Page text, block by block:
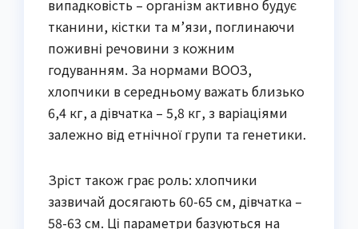
випадковість – організм активно будує
тканини, кістки та м’язи, поглинаючи
поживні речовини з кожним
годуванням. За нормами ВООЗ,
хлопчики в середньому важать близько
6,4 кг, а дівчатка – 5,8 кг, з варіаціями
залежно від етнічної групи та генетики.
Зріст також грає роль: хлопчики
зазвичай досягають 60-65 см, дівчатка –
58-63 см. Ці параметри базуються на